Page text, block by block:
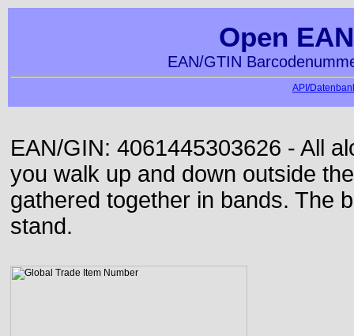
Open
EAN/GTIN
API/
EAN/GIN: 4061445303626 - All
you walk up and down outside
gathered together in bands. The
stand.